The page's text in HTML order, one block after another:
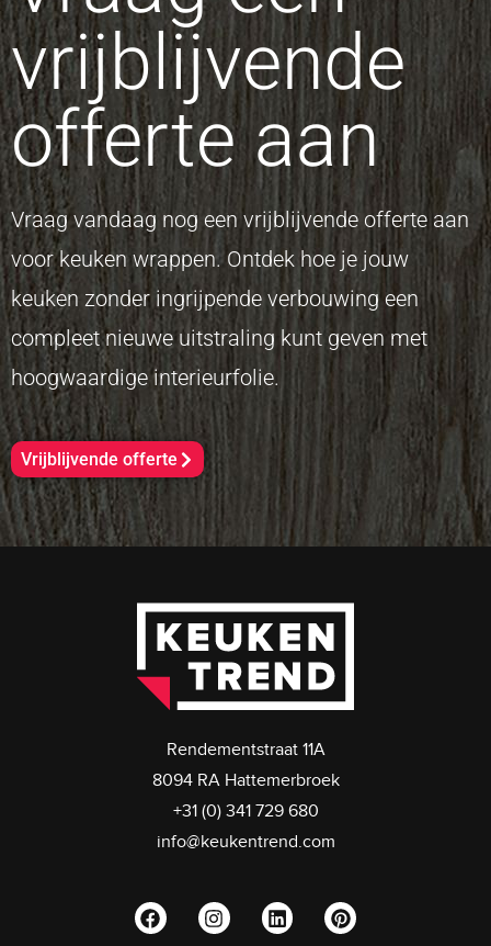
vrijblijvende
offerte aan
Vraag vandaag nog een vrijblijvende offerte aan
voor keuken wrappen. Ontdek hoe je jouw
keuken zonder ingrijpende verbouwing een
compleet nieuwe uitstraling kunt geven met
hoogwaardige interieurfolie.
Vrijblijvende offerte
Rendementstraat 11A
8094 RA Hattemerbroek
+31 (0) 341 729 680
info@keukentrend.com